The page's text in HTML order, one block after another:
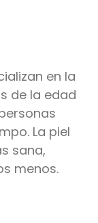
en la
de la edad
La piel
sana,
menos.